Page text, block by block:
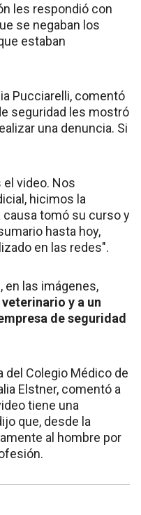
les respondió con
se negaban los
estaban
Pucciarelli, comentó
seguridad les mostró
una denuncia. Si
video. Nos
hicimos la
causa tomó su curso y
hasta hoy,
en las redes".
en las imágenes,
y a un
de seguridad
del Colegio Médico de
Elstner, comentó a
tiene una
que, desde la
al hombre por